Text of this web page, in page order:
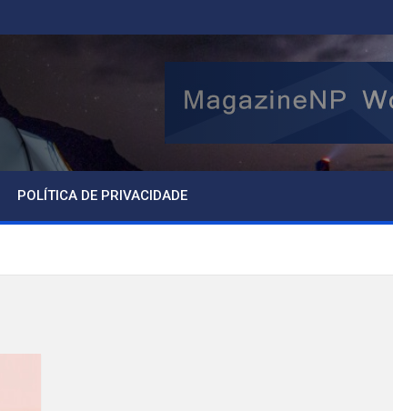
POLÍTICA DE PRIVACIDADE